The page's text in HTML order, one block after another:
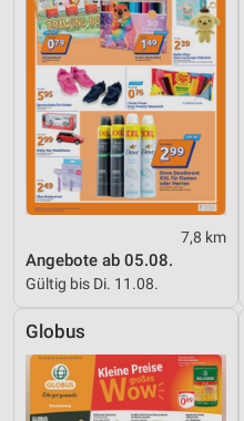
7,8 km
Angebote ab 05.08.
Gültig bis Di. 11.08.
Globus